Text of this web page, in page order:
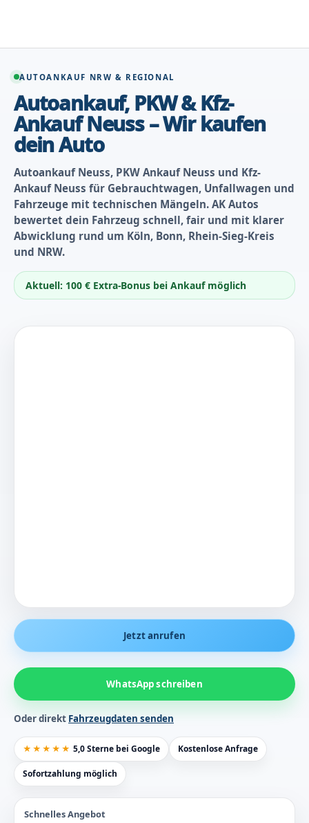
springen
AUTOANKAUF NRW & REGIONAL
Autoankauf, PKW & Kfz-
Ankauf Neuss – Wir kaufen
dein Auto
Autoankauf Neuss, PKW Ankauf Neuss und Kfz-
Ankauf Neuss für Gebrauchtwagen, Unfallwagen und
Fahrzeuge mit technischen Mängeln. AK Autos
bewertet dein Fahrzeug schnell, fair und mit klarer
Abwicklung rund um Köln, Bonn, Rhein-Sieg-Kreis
und NRW.
Aktuell: 100 € Extra-Bonus bei Ankauf möglich
Jetzt anrufen
WhatsApp schreiben
Oder direkt Fahrzeugdaten senden
★★★★★ 5,0 Sterne bei Google Kostenlose Anfrage
Sofortzahlung möglich
Schnelles Angebot